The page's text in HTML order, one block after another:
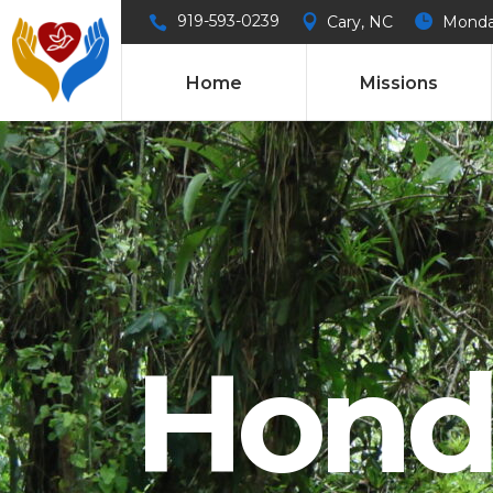
919-593-0239 Cary, NC
Home Missions